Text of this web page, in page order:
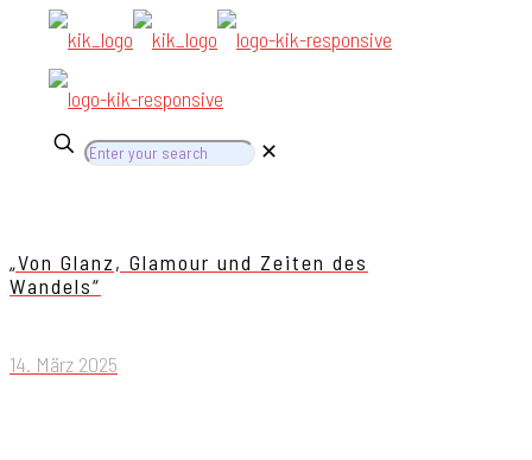
✕
„Von Glanz, Glamour und Zeiten des
Wandels“
14. März 2025